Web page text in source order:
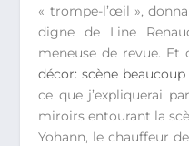
« trompe-l’œil »,
digne de Line
meneuse de revue. Et
décor: scène beaucoup
ce que j’expliquerai
miroirs entourant la
Yohann, le chauffeur